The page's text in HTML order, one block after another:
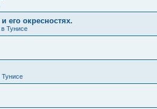
его окресностях.
в Тунисе
Тунисе